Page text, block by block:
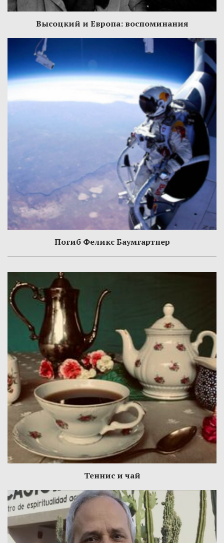
Высоцкий и Европа: воспоминания
Погиб Феликс Баумгартнер
Теннис и чай